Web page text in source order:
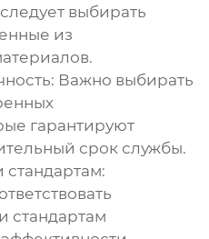
выбирать
из
Важно выбирать
гарантируют
срок службы.
стандартам:
стандартам